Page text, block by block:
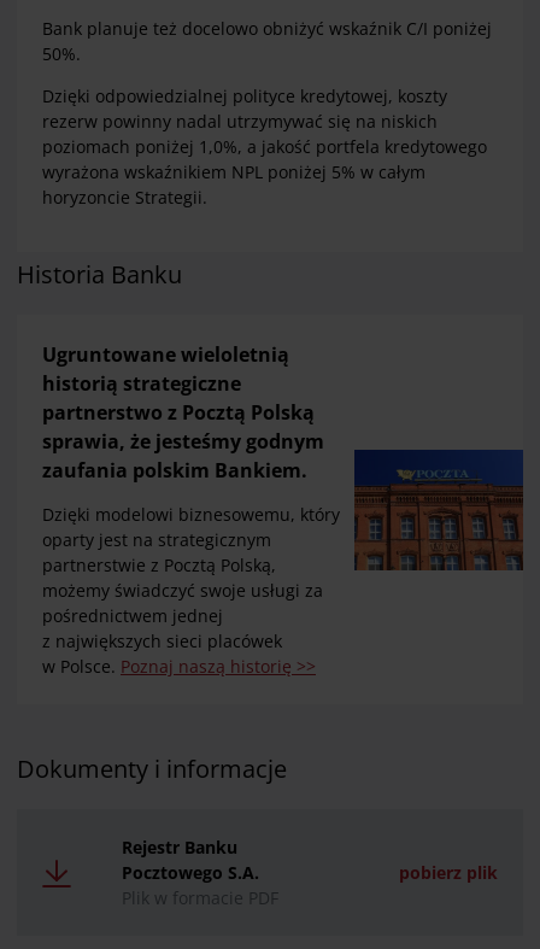
Bank planuje też docelowo obniżyć wskaźnik C/I poniżej
50%.
Dzięki odpowiedzialnej polityce kredytowej, koszty
rezerw powinny nadal utrzymywać się na niskich
poziomach poniżej 1,0%, a jakość portfela kredytowego
wyrażona wskaźnikiem NPL poniżej 5% w całym
horyzoncie Strategii.
Historia Banku
Ugruntowane wieloletnią
historią strategiczne
partnerstwo z Pocztą Polską
sprawia, że jesteśmy godnym
zaufania polskim Bankiem.
Dzięki modelowi biznesowemu, który
oparty jest na strategicznym
partnerstwie z Pocztą Polską,
możemy świadczyć swoje usługi za
pośrednictwem jednej
z największych sieci placówek
w Polsce. Poznaj naszą historię >>
Dokumenty i informacje
Rejestr Banku
Pocztowego S.A.
Plik w formacie PDF
pobierz plik